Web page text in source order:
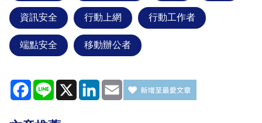
資訊安全 行動上網 行動工作者
端點安全 移動辦公者
Facebook
Line X LinkedIn
Email